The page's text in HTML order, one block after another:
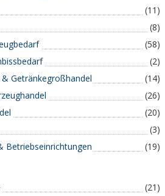
(11)
(8)
(58)
(2)
Getränkegroßhandel
(14)
(26)
(20)
(3)
Betriebseinrichtungen
(19)
(21)